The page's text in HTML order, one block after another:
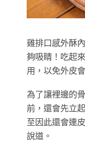
雞排口感外酥
夠吸睛！吃起
用，以免外皮
為了讓裡邊的
前，還會先立
至因此還會連
說道。